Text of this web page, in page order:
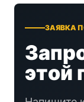
ЗАЯВКА
этой